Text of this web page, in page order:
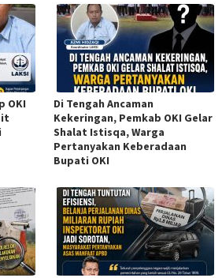
OKI
Di Tengah Ancaman
Kekeringan, Pemkab OKI Gelar
Shalat Istisqa, Warga
Pertanyakan Keberadaan
Bupati OKI